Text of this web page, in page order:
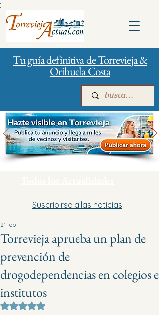
Tu guía definitiva de Torrevieja &
Orihuela Costa
Inicio Publicidad
Suscribirse a las noticias
Torrevieja aprueba un plan de
prevención de
drogodependencias en colegios e
institutos
21 feb
Obtuvo NaN de 5 estrellas.